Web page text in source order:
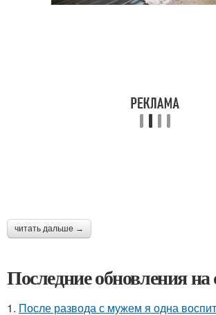
читать дальше →
Последние обновления на
1. После развода с мужем я одна